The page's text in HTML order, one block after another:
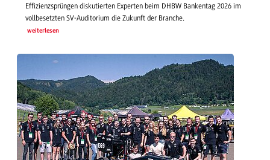
Effizienzsprüngen diskutierten Experten beim DHBW Bankentag 2026 im
vollbesetzten SV-Auditorium die Zukunft der Branche.
weiterlesen